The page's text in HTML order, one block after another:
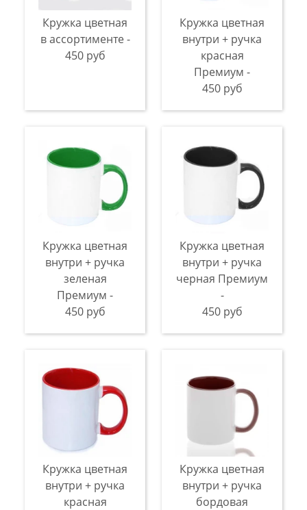
Кружка цветная
в ассортименте -
450 руб
Кружка цветная
внутри + ручка
красная
Премиум -
450 руб
Кружка цветная
внутри + ручка
зеленая
Премиум -
450 руб
Кружка цветная
внутри + ручка
черная Премиум
-
450 руб
Кружка цветная
внутри + ручка
красная
Кружка цветная
внутри + ручка
бордовая